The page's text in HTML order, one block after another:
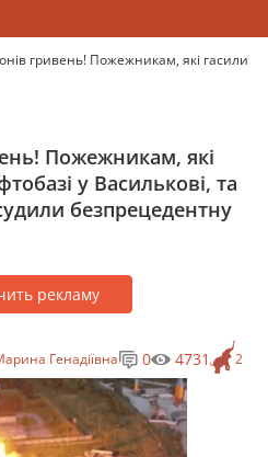
гривень! Пожежникам, які гасили
Пожежникам, які
у Василькові, та
безпрецедентну
рекламу
Генадіївна 2
0 4731